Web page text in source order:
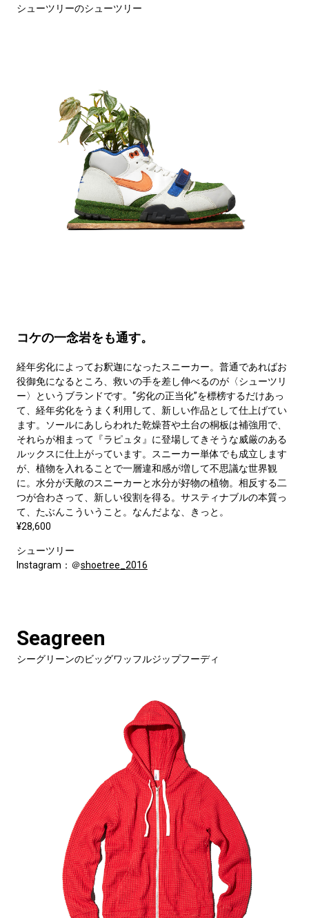
シューツリーのシューツリー
コケの一念岩をも通す。
経年劣化によってお釈迦になったスニーカー。普通であればお
役御免になるところ、救いの手を差し伸べるのが〈シューツリ
ー〉というブランドです。“劣化の正当化”を標榜するだけあっ
て、経年劣化をうまく利用して、新しい作品として仕上げてい
ます。ソールにあしらわれた乾燥苔や土台の桐板は補強用で、
それらが相まって『ラピュタ』に登場してきそうな威厳のある
ルックスに仕上がっています。スニーカー単体でも成立します
が、植物を入れることで一層違和感が増して不思議な世界観
に。水分が天敵のスニーカーと水分が好物の植物。相反する二
つが合わさって、新しい役割を得る。サスティナブルの本質っ
て、たぶんこういうこと。なんだよな、きっと。
¥28,600
シューツリー
Instagram：＠shoetree_2016
Seagreen
シーグリーンのビッグワッフルジップフーディ